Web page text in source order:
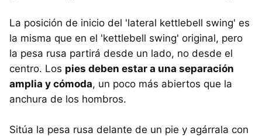
La posición de inicio del 'lateral kettlebell swing' es
la misma que en el 'kettlebell swing' original, pero
la pesa rusa partirá desde un lado, no desde el
centro. Los pies deben estar a una separación
amplia y cómoda, un poco más abiertos que la
anchura de los hombros.
Sitúa la pesa rusa delante de un pie y agárrala con